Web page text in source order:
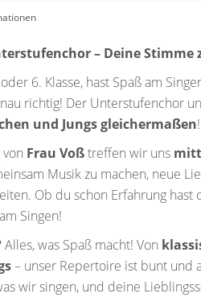
– Deine Stimme
6. Klasse, hast Spaß am
richtig! Der Unterstufenchor
und Jungs gleichermaßen!
Frau Voßtreffen wir uns
Musik zu machen, neue
Ob du schon Erfahrung
Singen!
Alles, was Spaß macht! Von
– unser Repertoire ist bunt und
wir singen, und deine